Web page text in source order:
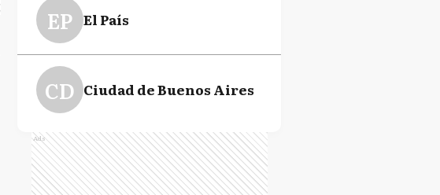
EP El País
CD Ciudad de Buenos Aires
Ads